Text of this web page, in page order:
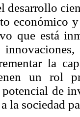
desarrollo
económico
que está
la
un rol
de
la sociedad